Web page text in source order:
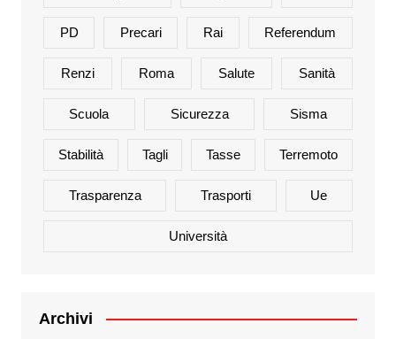
PD Precari Rai Referendum
Renzi Roma Salute Sanità
Scuola Sicurezza Sisma
Stabilità Tagli Tasse Terremoto
Trasparenza Trasporti Ue
Università
Archivi